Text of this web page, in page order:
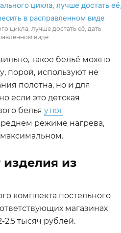
цикла, лучше достать её, дать
виде
такое бельё можно
порой, используют не
полотна, но и для
если это детская
белья утюг
режиме нагрева,
изделия из
комплекта постельного
магазинах
2,5 тысяч рублей.